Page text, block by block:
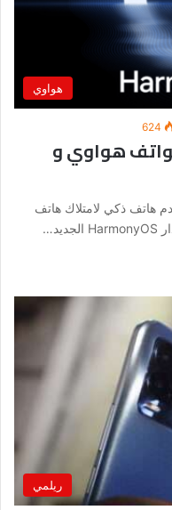
هواوي
624
هواوي و
هاتف ذكي لامتلاك هاتف
ريلمي